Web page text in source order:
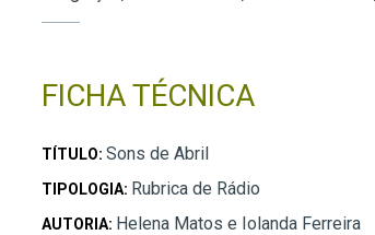
FICHA TÉCNICA
TÍTULO: Sons de Abril
TIPOLOGIA: Rubrica de Rádio
AUTORIA: Helena Matos e Iolanda Ferreira